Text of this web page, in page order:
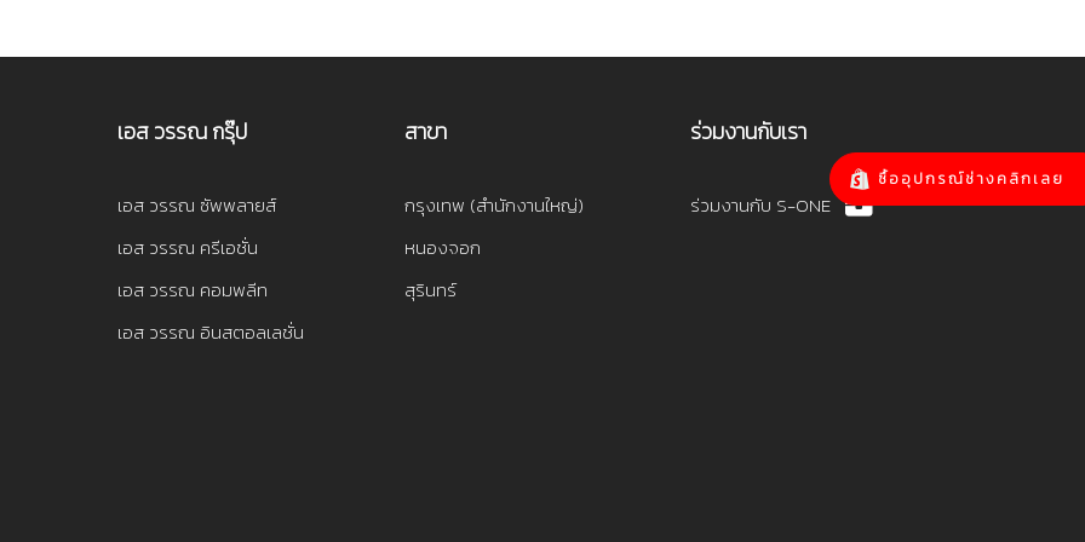
เอส วรรณ กรุ๊ป
เอส วรรณ ซัพพลายส์
เอส วรรณ ครีเอชั่น
เอส วรรณ คอมพลีท
เอส วรรณ อินสตอลเลชั่น
สาขา
กรุงเทพ (สำนักงานใหญ่)
หนองจอก
สุรินทร์
ร่วมงานกับเรา
ร่วมงานกับ S-ONE
ซื้ออุปกรณ์ช่างคลิกเลย